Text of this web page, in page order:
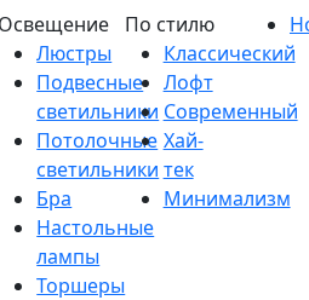
Люстры
Подвесные
светильники
Потолочные
светильники
Бра
Настольные
лампы
Торшеры